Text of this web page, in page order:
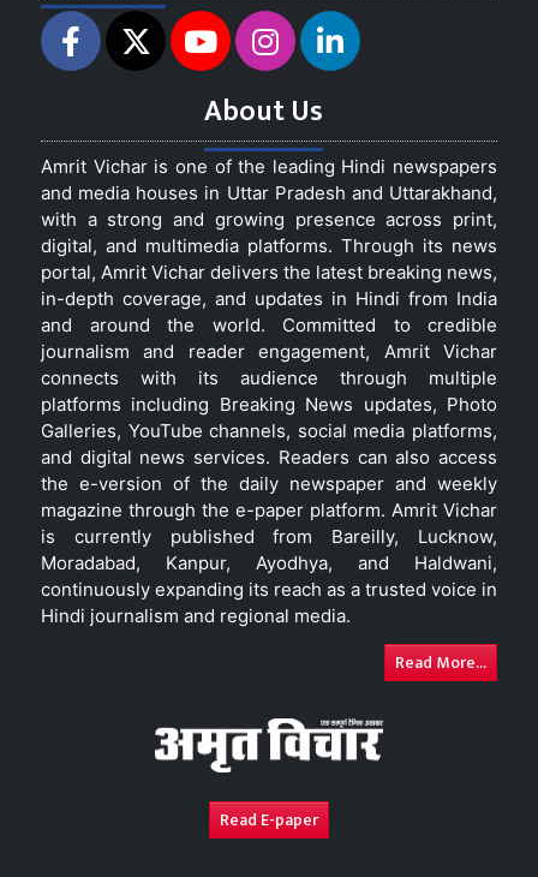
About Us
Amrit Vichar is one of the leading Hindi newspapers
and media houses in Uttar Pradesh and Uttarakhand,
with a strong and growing presence across print,
digital, and multimedia platforms. Through its news
portal, Amrit Vichar delivers the latest breaking news,
in-depth coverage, and updates in Hindi from India
and around the world. Committed to credible
journalism and reader engagement, Amrit Vichar
connects with its audience through multiple
platforms including Breaking News updates, Photo
Galleries, YouTube channels, social media platforms,
and digital news services. Readers can also access
the e-version of the daily newspaper and weekly
magazine through the e-paper platform. Amrit Vichar
is currently published from Bareilly, Lucknow,
Moradabad, Kanpur, Ayodhya, and Haldwani,
continuously expanding its reach as a trusted voice in
Hindi journalism and regional media.
Read More...
Read E-paper